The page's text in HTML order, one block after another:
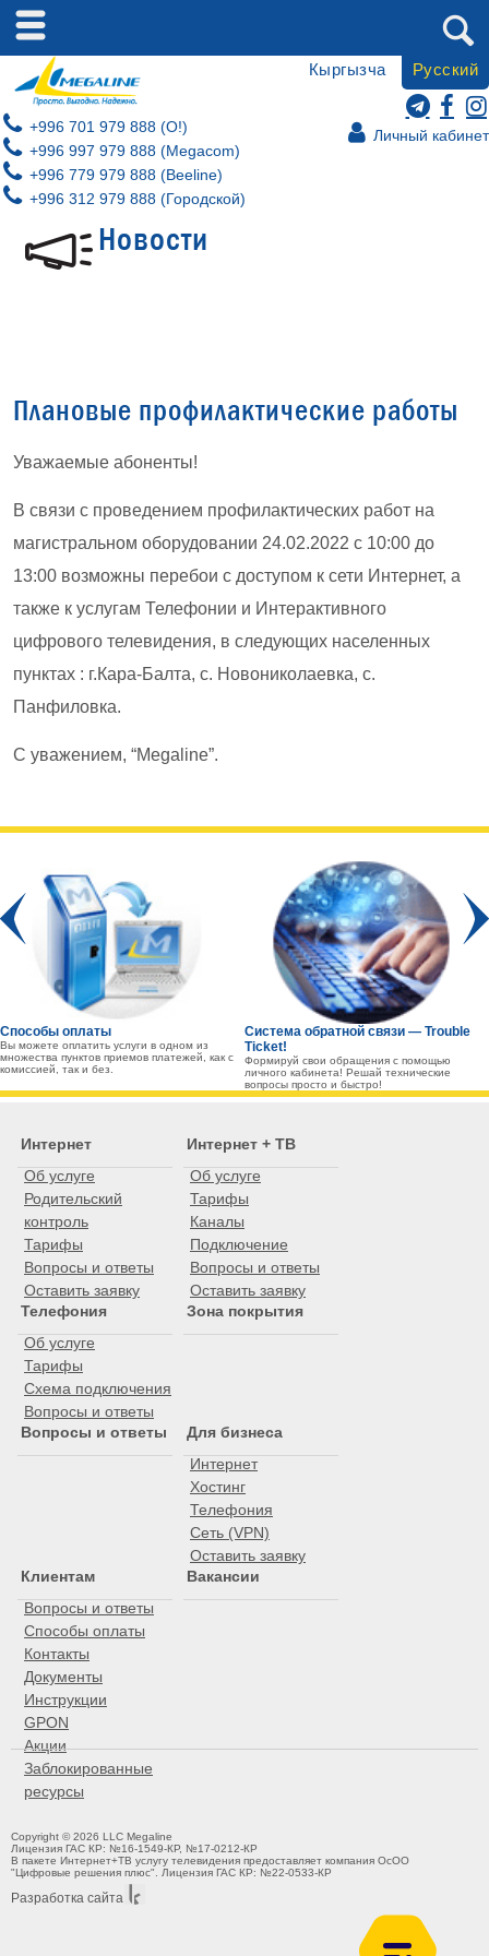
Личный кабинет
+996 701 979 888 (O!)
+996 997 979 888 (Megacom)
+996 779 979 888 (Beeline)
+996 312 979 888 (Городской)
Кыргызча Русский
Новости
Плановые профилактические работы
Уважаемые абоненты!
В связи с проведением профилактических работ на
магистральном оборудовании 24.02.2022 с 10:00 до
13:00 возможны перебои с доступом к сети Интернет, а
также к услугам Телефонии и Интерактивного
цифрового телевидения, в следующих населенных
пунктах : г.Кара-Балта, с. Новониколаевка, с.
Панфиловка.
С уважением, “Megaline”.
Способы оплаты
Вы можете оплатить услуги в одном из
множества пунктов приемов платежей, как с
комиссией, так и без.
Система обратной связи — Trouble
Ticket!
Формируй свои обращения с помощью
личного кабинета! Решай технические
вопросы просто и быстро!
Интернет
Об услуге
Родительский
контроль
Тарифы
Вопросы и ответы
Оставить заявку
Интернет + ТВ
Об услуге
Тарифы
Каналы
Подключение
Вопросы и ответы
Оставить заявку
Телефония
Об услуге
Тарифы
Схема подключения
Вопросы и ответы
Зона покрытия
Вопросы и ответы
Для бизнеса
Интернет
Хостинг
Телефония
Сеть (VPN)
Оставить заявку
Клиентам
Вопросы и ответы
Способы оплаты
Контакты
Документы
Инструкции
GPON
Акции
Заблокированные
ресурсы
Вакансии
Copyright © 2026 LLC Megaline
Лицензия ГАС КР: №16-1549-КР, №17-0212-КР
В пакете Интернет+ТВ услугу телевидения предоставляет компания ОсОО
"Цифровые решения плюс". Лицензия ГАС КР: №22-0533-КР
Разработка сайта